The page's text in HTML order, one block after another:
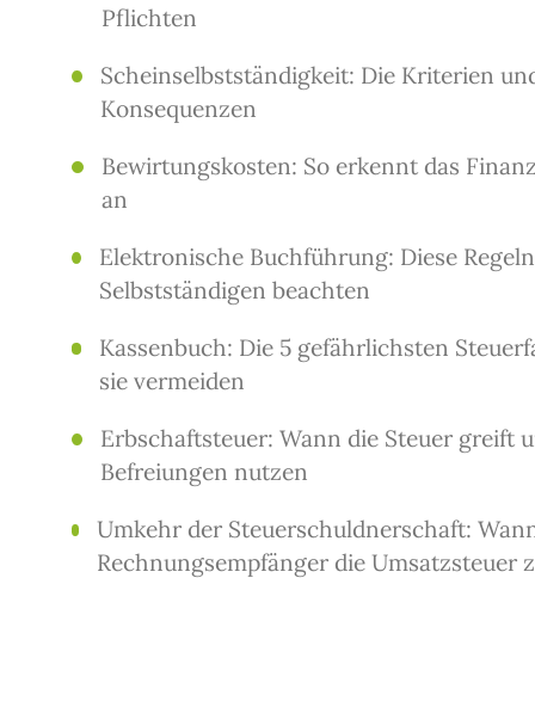
Pflichten
Scheinselbstständigkeit: Die Kriterien
Konsequenzen
Bewirtungskosten: So erkennt das
an
Elektronische Buchführung: Diese
Selbstständigen beachten
Kassenbuch: Die 5 gefährlichsten
sie vermeiden
Erbschaftsteuer: Wann die Steuer greift
Befreiungen nutzen
Umkehr der Steuerschuldnerschaft:
Rechnungsempfänger die Umsatzsteuer